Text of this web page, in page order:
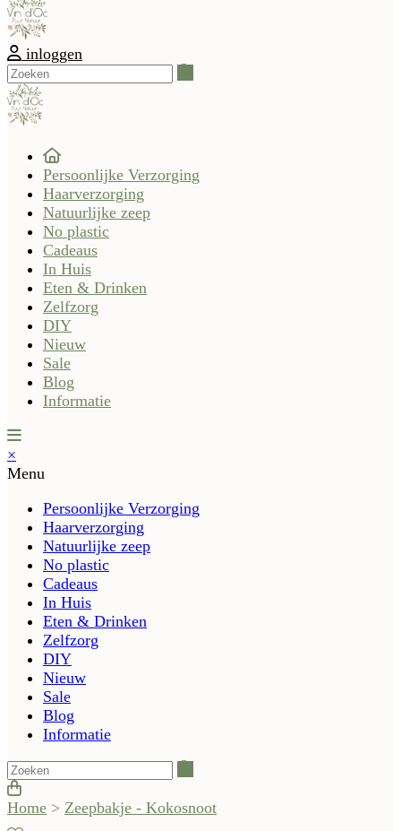
inloggen
Persoonlijke Verzorging
Haarverzorging
Natuurlijke zeep
No plastic
Cadeaus
In Huis
Eten & Drinken
Zelfzorg
DIY
Nieuw
Sale
Blog
Informatie
×
Menu
Persoonlijke Verzorging
Haarverzorging
Natuurlijke zeep
No plastic
Cadeaus
In Huis
Eten & Drinken
Zelfzorg
DIY
Nieuw
Sale
Blog
Informatie
Home > Zeepbakje - Kokosnoot